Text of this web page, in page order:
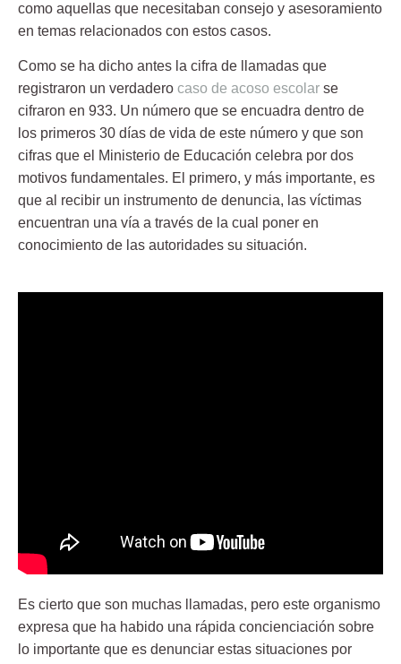
como aquellas que necesitaban consejo y asesoramiento
en temas relacionados con estos casos.
Como se ha dicho antes la cifra de llamadas que
registraron un verdadero caso de acoso escolar se
cifraron en 933. Un número que se encuadra dentro de
los primeros 30 días de vida de este número y que son
cifras que el Ministerio de Educación celebra por dos
motivos fundamentales. El primero, y más importante, es
que al recibir un instrumento de denuncia, las víctimas
encuentran una vía a través de la cual poner en
conocimiento de las autoridades su situación.
Es cierto que son muchas llamadas, pero este organismo
expresa que ha habido una rápida concienciación sobre
lo importante que es denunciar estas situaciones por